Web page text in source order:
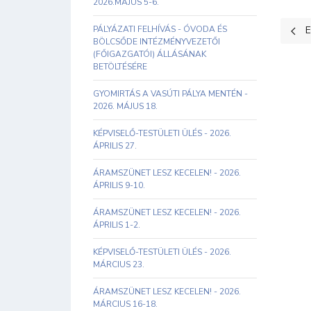
PÁLYÁZATI FELHÍVÁS - ÓVODA ÉS
BÖLCSŐDE INTÉZMÉNYVEZETŐI
(FŐIGAZGATÓI) ÁLLÁSÁNAK
BETÖLTÉSÉRE
GYOMIRTÁS A VASÚTI PÁLYA MENTÉN -
2026. MÁJUS 18.
KÉPVISELŐ-TESTÜLETI ÜLÉS - 2026.
ÁPRILIS 27.
ÁRAMSZÜNET LESZ KECELEN! - 2026.
ÁPRILIS 9-10.
ÁRAMSZÜNET LESZ KECELEN! - 2026.
ÁPRILIS 1-2.
KÉPVISELŐ-TESTÜLETI ÜLÉS - 2026.
MÁRCIUS 23.
ÁRAMSZÜNET LESZ KECELEN! - 2026.
MÁRCIUS 16-18.